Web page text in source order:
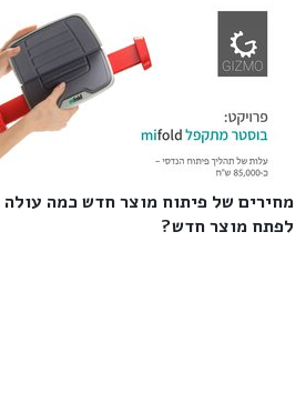
מחירים של פיתוח מוצר חדש כמה עולה
לפתח מוצר חדש?‎